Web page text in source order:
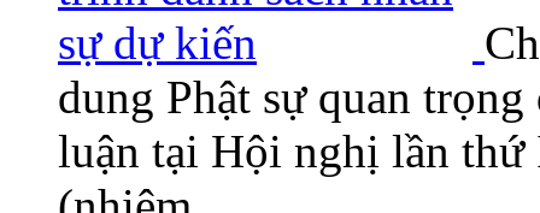
dung Phật sự quan
luận tại Hội nghị lần